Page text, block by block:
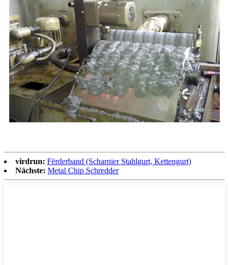
virdrun: Fërderband (Scharnier Stahlgurt, Kettengurt)
Nächste: Metal Chip Schredder